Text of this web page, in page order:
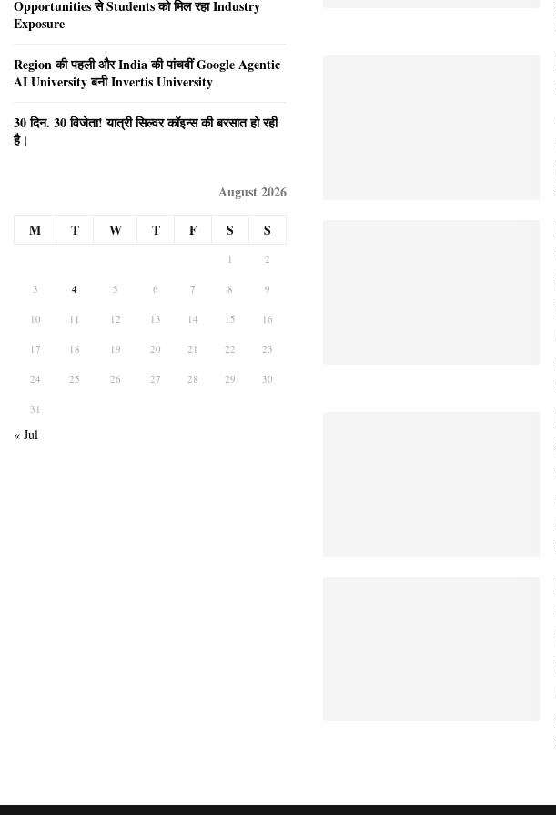
Opportunities से Students को मिल रहा Industry
Exposure
Region की पहली और India की पांचवीं Google Agentic
AI University बनी Invertis University
30 दिन. 30 विजेता! यात्री सिल्वर कॉइन्स की बरसात हो रही
है।
August 2026
M
T W T F S S
1 2
3 4 5 6 7 8 9
10 11 12 13 14 15 16
17 18 19 20 21 22 23
24 25 26 27 28 29 30
31
« Jul